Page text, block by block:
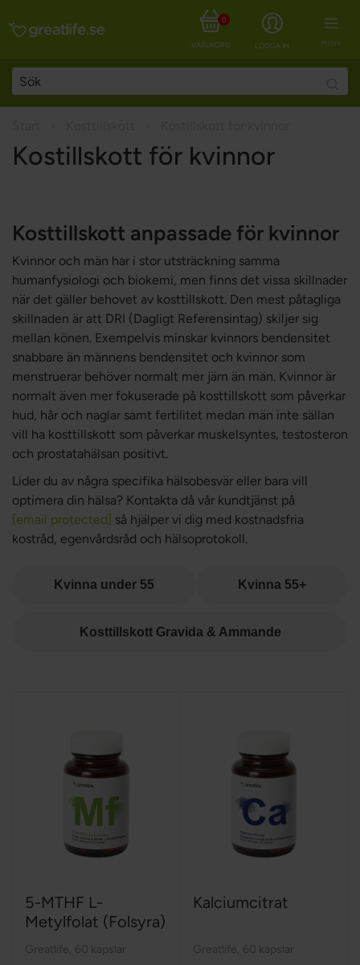
MENY
LOGGA IN
VARUKORG
0
Kostillskott för kvinnor
Kosttillskott anpassade för kvinnor
Kvinnor och män har i stor utsträckning samma
humanfysiologi och biokemi, men finns det vissa skillnader
när det gäller behovet av kosttillskott. Den mest påtagliga
skillnaden är att DRI (Dagligt Referensintag) skiljer sig
mellan könen. Exempelvis minskar kvinnors bendensitet
snabbare än männens bendensitet och kvinnor som
menstruerar behöver normalt mer järn än män. Kvinnor är
normalt även mer fokuserade på kosttillskott som påverkar
hud, hår och naglar samt fertilitet medan män inte sällan
vill ha kosttillskott som påverkar muskelsyntes, testosteron
och prostatahälsan positivt.
Lider du av några specifika hälsobesvär eller bara vill
optimera din hälsa? Kontakta då vår kundtjänst på
[email protected] så hjälper vi dig med kostnadsfria
kostråd, egenvårdsråd och hälsoprotokoll.
Kvinna under 55 Kvinna 55+
Kosttillskott Gravida & Ammande
5-MTHF L-
Metylfolat (Folsyra)
Greatlife 60 kapslar
Kalciumcitrat
Greatlife 60 kapslar